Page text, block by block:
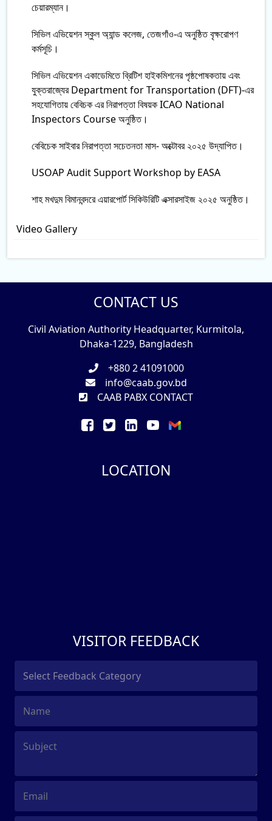
চেয়ারম্যান।
সিভিল এভিয়েশন স্কুল অ্যান্ড কলেজ, তেজগাঁও-এ অনুষ্ঠিত বৃক্ষরোপণ
কর্মসূচি।
সিভিল এভিয়েশন একাডেমিতে ব্রিটিশ হাইকমিশনের পৃষ্ঠপোষকতায় এবং
যুক্তরাজ্যের Department for Transportation (DFT)-এর
সহযোগিতায় বেবিচক এর নিরাপত্তা বিষয়ক ICAO National
Inspectors Course অনুষ্ঠিত।
বেবিচেক সাইবার নিরাপত্তা সচেতনতা মাস- অক্টোবর ২০২৫ উদ্‌যাপিত।
USOAP Audit Support Workshop by EASA
শাহ মখদুম বিমানবন্দরে এয়ারপোর্ট সিকিউরিটি এক্সারসাইজ ২০২৫ অনুষ্ঠিত।
Video Gallery
CONTACT US
Civil Aviation Authority Headquarter, Kurmitola,
Dhaka-1229, Bangladesh
+880 2 41091000
info@caab.gov.bd
CAAB PABX CONTACT
LOCATION
VISITOR FEEDBACK